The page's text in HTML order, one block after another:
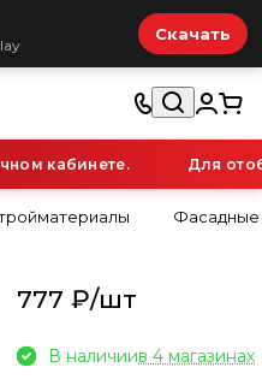
Скачать
кабинете. Для
Фасадные
777 ₽/шт
В наличиив 4 магазинах